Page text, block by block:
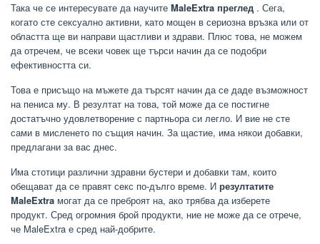
Така че се интересувате да научите MaleExtra преглед . Сега,
когато сте сексуално активни, като мощен в сериозна връзка или от
областта ще ви направи щастливи и здрави. Плюс това, не можем
да отречем, че всеки човек ще търси начин да се подобри
ефективността си.
Това е присъщо на мъжете да търсят начин да се даде възможност
на пениса му. В резултат на това, той може да се постигне
достатъчно удовлетворение с партньора си легло. И вие не сте
сами в мисленето по същия начин. За щастие, има някои добавки,
предлагани за вас днес.
Има стотици различни здравни бустери и добавки там, които
обещават да се правят секс по-дълго време. И резултатите
MaleExtra могат да се преброят на, ако трябва да изберете
продукт. Сред огромния брой продукти, ние не може да се отрече,
че MaleExtra е сред най-добрите.